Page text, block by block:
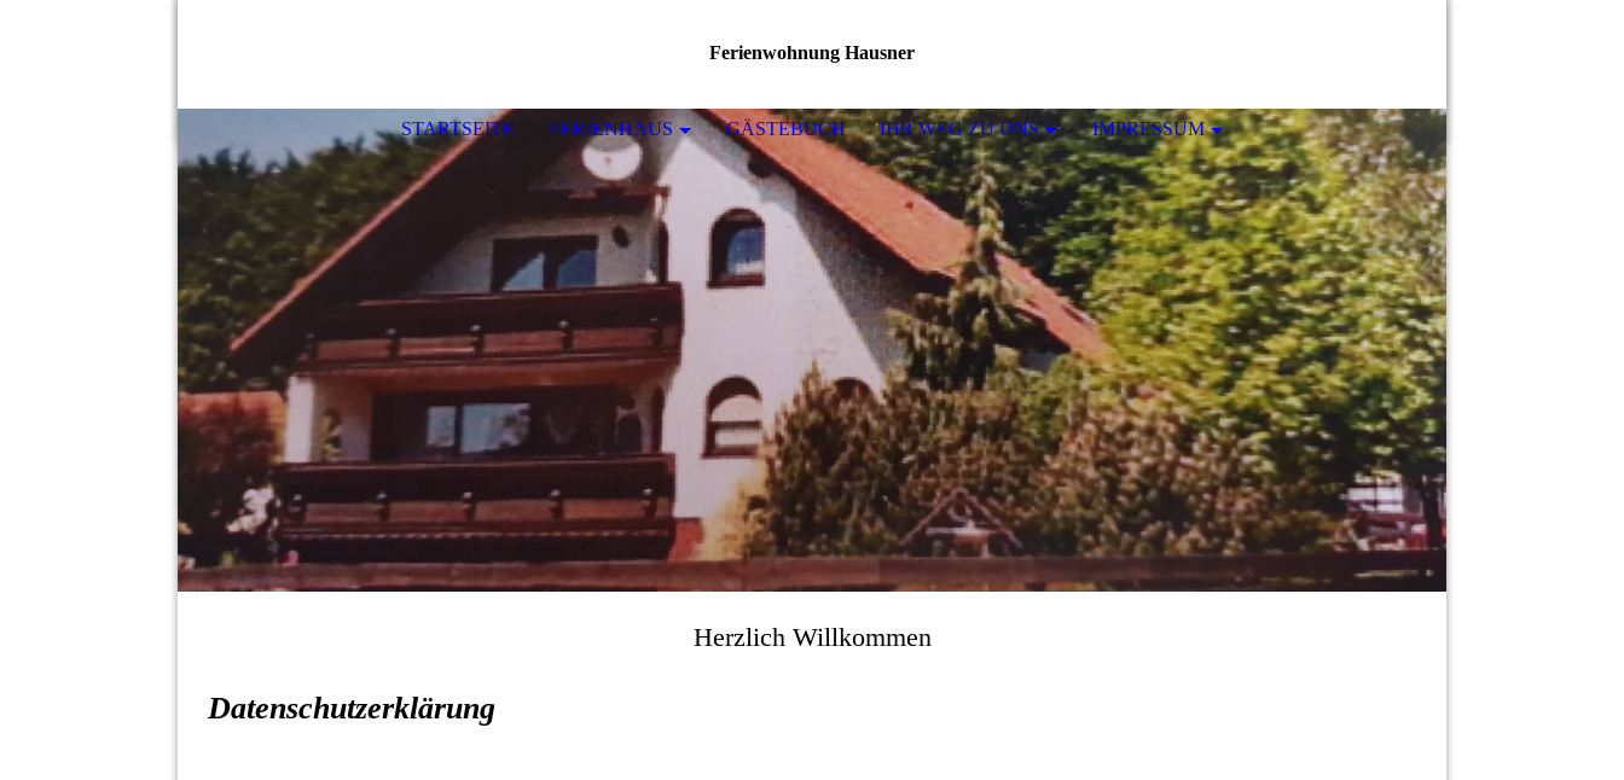
Ferienwohnung Hausner
STARTSEITE FERIENHAUS GÄSTEBUCH IHR WEG ZU UNS IMPRESSUM
Herzlich Willkommen
Datenschutzerklärung